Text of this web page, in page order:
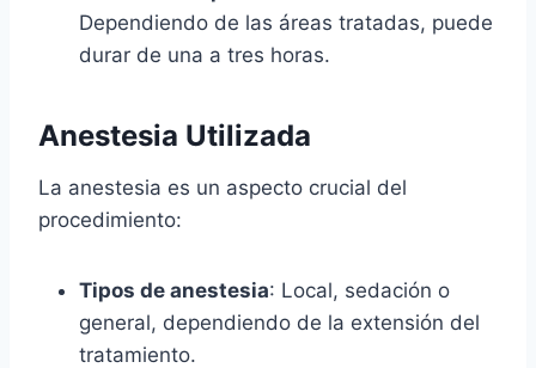
Dependiendo de las áreas tratadas, puede
durar de una a tres horas.
Anestesia Utilizada
La anestesia es un aspecto crucial del
procedimiento:
Tipos de anestesia: Local, sedación o
general, dependiendo de la extensión del
tratamiento.